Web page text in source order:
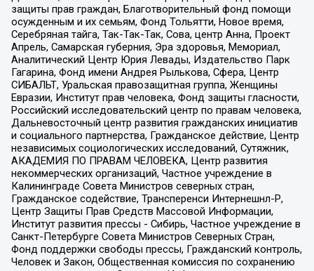
защиты прав граждан, Благотворительный фонд помощи
осужденным и их семьям, Фонд Тольятти, Новое время,
Серебряная тайга, Так-Так-Так, Сова, центр Анна, Проект
Апрель, Самарская губерния, Эра здоровья, Мемориал,
Аналитический Центр Юрия Левады, Издательство Парк
Гагарина, Фонд имени Андрея Рылькова, Сфера, Центр
СИБАЛЬТ, Уральская правозащитная группа, Женщины
Евразии, Институт прав человека, Фонд защиты гласности,
Российский исследовательский центр по правам человека,
Дальневосточный центр развития гражданских инициатив
и социального партнерства, Гражданское действие, Центр
независимых социологических исследований, Сутяжник,
АКАДЕМИЯ ПО ПРАВАМ ЧЕЛОВЕКА, Центр развития
некоммерческих организаций, Частное учреждение в
Калининграде Совета Министров северных стран,
Гражданское содействие, Трансперенси Интернешнл-Р,
Центр Защиты Прав Средств Массовой Информации,
Институт развития прессы - Сибирь, Частное учреждение в
Санкт-Петербурге Совета Министров Северных Стран,
Фонд поддержки свободы прессы, Гражданский контроль,
Человек и Закон, Общественная комиссия по сохранению